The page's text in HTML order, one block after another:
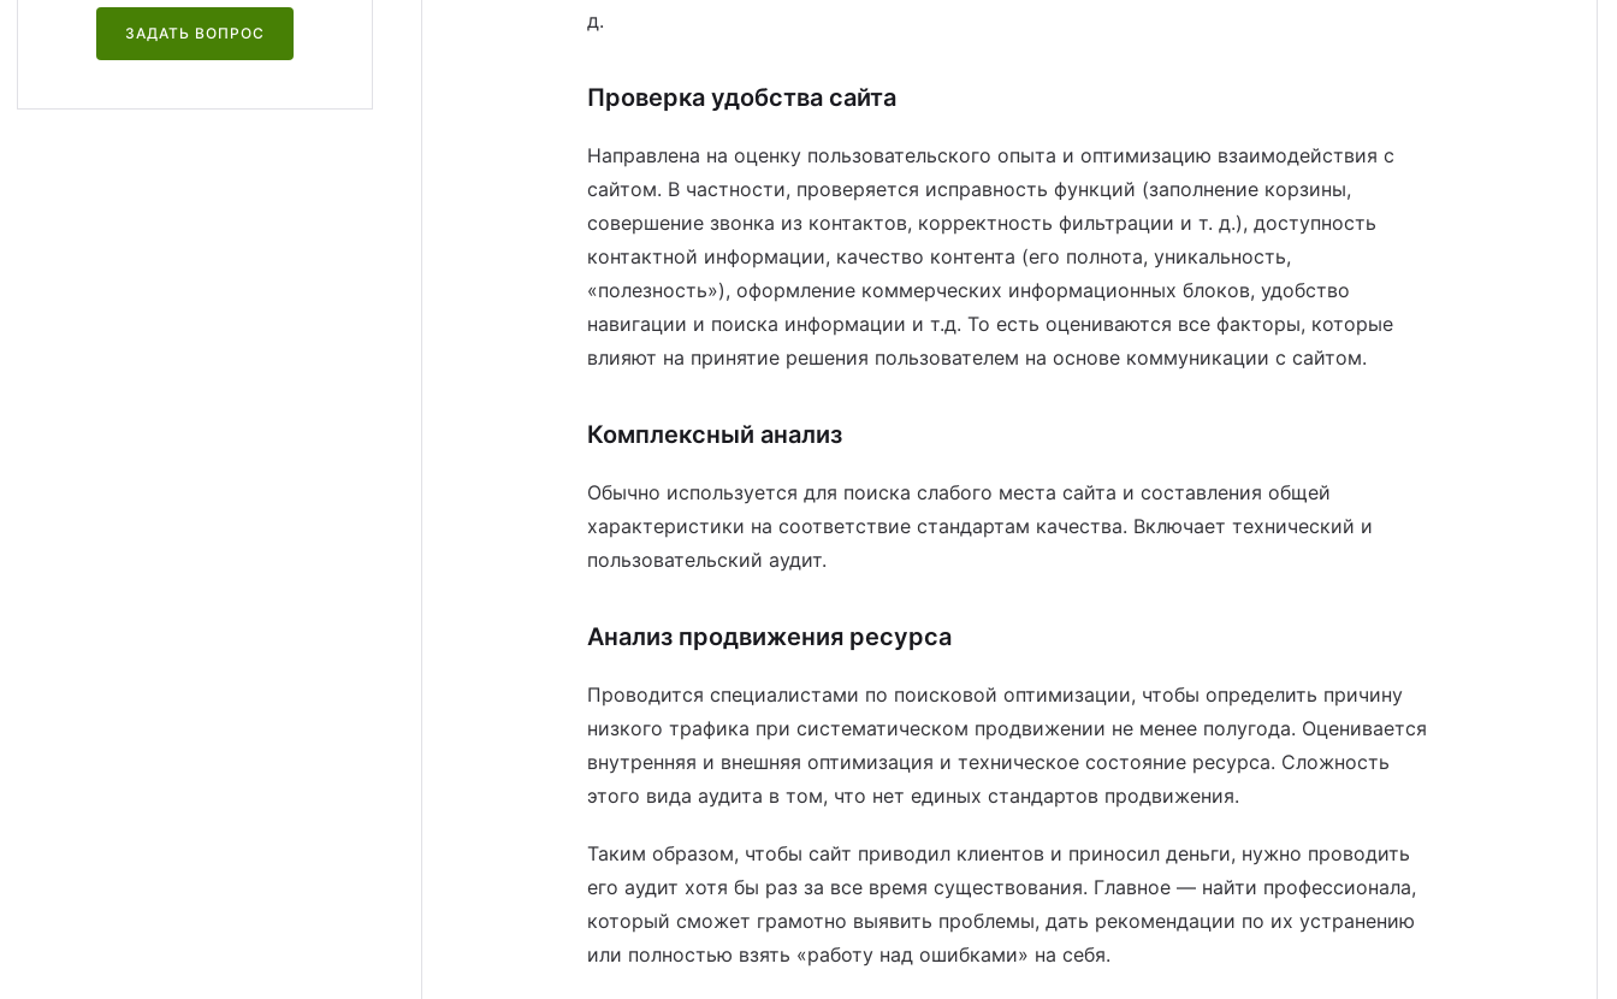
д.
Проверка удобства сайта
Направлена на оценку пользовательского опыта и оптимизацию взаимодействия с
сайтом. В частности, проверяется исправность функций (заполнение корзины,
совершение звонка из контактов, корректность фильтрации и т. д.), доступность
контактной информации, качество контента (его полнота, уникальность,
«полезность»), оформление коммерческих информационных блоков, удобство
навигации и поиска информации и т.д. То есть оцениваются все факторы, которые
влияют на принятие решения пользователем на основе коммуникации с сайтом.
Комплексный анализ
Обычно используется для поиска слабого места сайта и составления общей
характеристики на соответствие стандартам качества. Включает технический и
пользовательский аудит.
Анализ продвижения ресурса
Проводится специалистами по поисковой оптимизации, чтобы определить причину
низкого трафика при систематическом продвижении не менее полугода. Оценивается
внутренняя и внешняя оптимизация и техническое состояние ресурса. Сложность
этого вида аудита в том, что нет единых стандартов продвижения.
Таким образом, чтобы сайт приводил клиентов и приносил деньги, нужно проводить
его аудит хотя бы раз за все время существования. Главное — найти профессионала,
который сможет грамотно выявить проблемы, дать рекомендации по их устранению
или полностью взять «работу над ошибками» на себя.
ЗАДАТЬ ВОПРОС